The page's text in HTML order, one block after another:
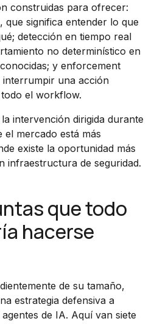
construidas para ofrecer:
que significa entender lo que
detección en tiempo real
no determinístico en
y enforcement
una acción
el workflow.
intervención dirigida durante
el mercado está más
existe la oportunidad más
infraestructura de seguridad.
que todo
hacerse
de su tamaño,
estrategia defensiva a
de IA. Aquí van siete